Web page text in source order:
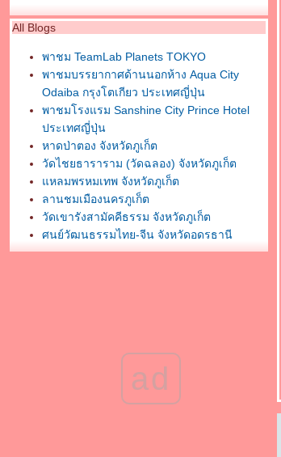
All Blogs
พาชม TeamLab Planets TOKYO
พาชมบรรยากาศด้านนอกห้าง Aqua City
Odaiba กรุงโตเกียว ประเทศญี่ปุ่น
พาชมโรงแรม Sanshine City Prince Hotel
ประเทศญี่ปุ่น
หาดป่าตอง จังหวัดภูเก็ต
วัดไชยธาราราม (วัดฉลอง) จังหวัดภูเก็ต
หลมพรหมเทพ จังหวัดภูเก็ต
ลานชมเมืองนครภูเก็ต
วัดเขารังสามัคคีธรรม จังหวัดภูเก็ต
ศูนย์วัฒนธรรมไทย-จีน จังหวัดอุดรธานี
พระบรมธาตุธรรมเจดีย์ วัดโพธิสมภรณ์
กราบสักการะพระธาตถศรีสุราษฎร์
ad